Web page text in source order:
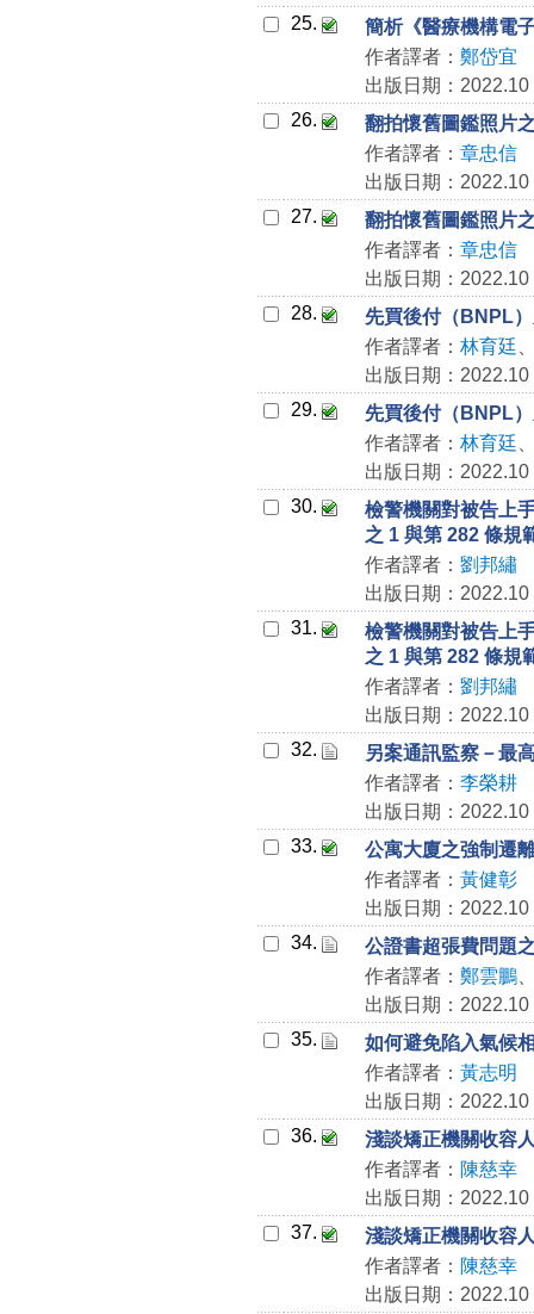
25.
簡析《醫療機構電
作者譯者： 鄭岱宜
出版日期：2022.10
26.
翻拍懷舊圖鑑照片
作者譯者： 章忠信
出版日期：2022.10
27.
翻拍懷舊圖鑑照片
作者譯者： 章忠信
出版日期：2022.10
28.
先買後付（BNPL
作者譯者： 林育廷
出版日期：2022.10
29.
先買後付（BNPL
作者譯者： 林育廷
出版日期：2022.10
30.
檢警機關對被告上
之 1 與第 282 條規
作者譯者： 劉邦繡
出版日期：2022.10
31.
檢警機關對被告上
之 1 與第 282 條規
作者譯者： 劉邦繡
出版日期：2022.10
32.
另案通訊監察－最
作者譯者： 李榮耕
出版日期：2022.10
33.
公寓大廈之強制遷
作者譯者： 黃健彰
出版日期：2022.10
34.
公證書超張費問題
作者譯者： 鄭雲鵬
出版日期：2022.10
35.
如何避免陷入氣候
作者譯者： 黃志明
出版日期：2022.10
36.
淺談矯正機關收容
作者譯者： 陳慈幸
出版日期：2022.10
37.
淺談矯正機關收容
作者譯者： 陳慈幸
出版日期：2022.10